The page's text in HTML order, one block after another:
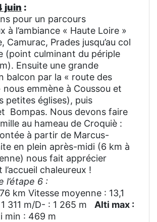
juin :
pour un parcours
à l’ambiance « Haute Loire »
Camurac, Prades jusqu’au col
(point culminant du périple
Ensuite une grande
balcon par la « route des
nous emmène à Coussou et
petites églises), puis
Bompas. Nous devons faire
au hameau de Croquiè :
à partir de Marcus-
en plein après-midi (6 km à
nous fait apprécier
l’accueil chaleureux !
l’étape 6 :
km Vitesse moyenne : 13,1
311 m/D- : 1 265 m Alti max :
min : 469 m